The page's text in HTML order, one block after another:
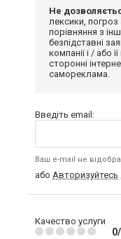
Не
лексики,
порівняння з
безпідставні
компанії і / або
сторонні
самореклама.
Введіть email:
Ваш e-mail не
або Авторизуйтесь
Качество услуги